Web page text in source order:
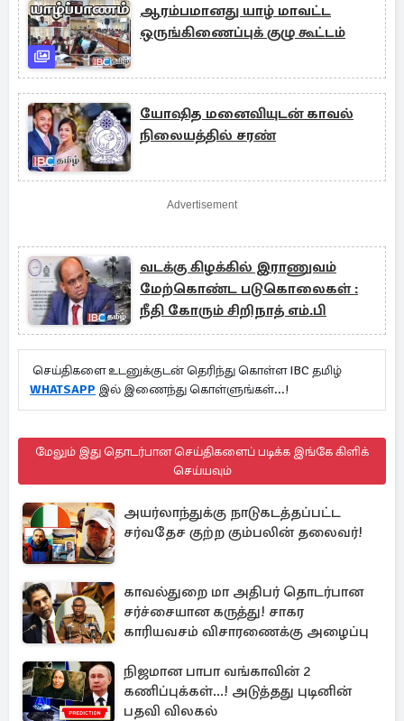
ஆரம்பமானது யாழ் மாவட்ட
ஒருங்கிணைப்புக் குழு கூட்டம்
யோஷித மனைவியுடன் காவல்
நிலையத்தில் சரண்
Advertisement
வடக்கு கிழக்கில் இராணுவம்
மேற்கொண்ட படுகொலைகள் :
நீதி கோரும் சிறிநாத் எம்.பி
செய்திகளை உடனுக்குடன் தெரிந்து கொள்ள IBC தமிழ்
WHATSAPP இல் இணைந்து கொள்ளுங்கள்...!
மேலும் இது தொடர்பான செய்திகளைப் படிக்க இங்கே கிளிக்
செய்யவும்
அயர்லாந்துக்கு நாடுகடத்தப்பட்ட
சர்வதேச குற்ற கும்பலின் தலைவர்!
காவல்துறை மா அதிபர் தொடர்பான
சர்ச்சையான கருத்து! சாகர
காரியவசம் விசாரணைக்கு அழைப்பு
நிஜமான பாபா வங்காவின் 2
கணிப்புக்கள்...! அடுத்தது புடினின்
பதவி விலகல்